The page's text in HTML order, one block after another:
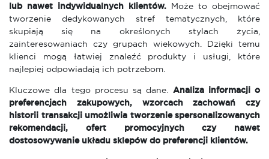
lub nawet indywidualnych klientów. Może to obejmować
tworzenie dedykowanych stref tematycznych, które
skupiają się na określonych stylach życia,
zainteresowaniach czy grupach wiekowych. Dzięki temu
klienci mogą łatwiej znaleźć produkty i usługi, które
najlepiej odpowiadają ich potrzebom.
Kluczowe dla tego procesu są dane. Analiza informacji o
preferencjach zakupowych, wzorcach zachowań czy
historii transakcji umożliwia tworzenie spersonalizowanych
rekomendacji, ofert promocyjnych czy nawet
dostosowywanie układu sklepów do preferencji klientów.